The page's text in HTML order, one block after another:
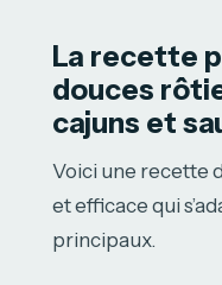
La recette
douces
cajuns et
Voici une recette
et efficace qui
principaux.